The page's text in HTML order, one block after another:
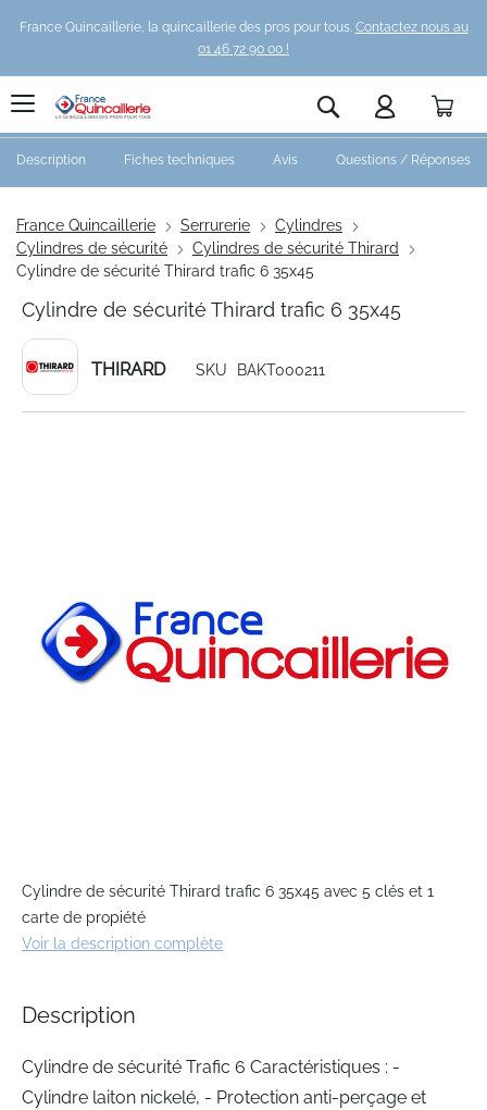
France Quincaillerie, la quincaillerie des pros pour tous. Contactez nous au
01 46 72 90 00 !
Rechercher
France Quincaillerie Serrurerie
Cylindres
Cylindres de sécurité
Cylindres de sécurité Thirard
Cylindre de sécurité Thirard trafic 6 35x45
Cylindre de sécurité Thirard trafic 6 35x45
THIRARD SKU BAKT000211
to
the
beginning
of
gallery
Cylindre de sécurité Thirard trafic 6 35x45 avec 5 clés et 1
carte de propiété
Voir la description complète
Description Fiches techniques Avis Questions / Réponses
Description
Cylindre de sécurité Trafic 6 Caractéristiques : -
Cylindre laiton nickelé, - Protection anti-perçage et